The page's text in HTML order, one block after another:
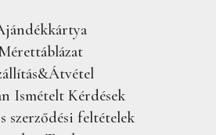
Ismételt Kérdések
szerződési feltételek